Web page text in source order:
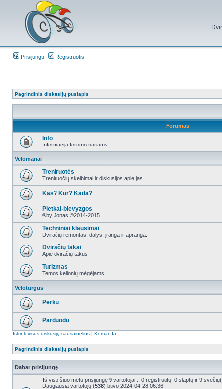
Prisijungti Registruotis
Pagrindinis diskusijų puslapis
Forumas
Info
Informacija forumo nariams
Velomanai
Treniruotės
Treniruočių skelbimai ir diskusijos apie jas
Kas? Kur? Kada?
Pletkai-blevyzgos
®by Jonas ©2014-2015
Techniniai klausimai
Dviračių remontas, dalys, įranga ir apranga.
Dviračių takai
Apie dviračių takus
Turizmas
Temos kelionių mėgėjams
Veloturgus
Perku
Parduodu
Ištrinti visus diskusijų sausainėlius | Komanda
Pagrindinis diskusijų puslapis
Dabar prisijungę
Iš viso šiuo metu prisijungę 9 vartotojai :: 0 registruotų, 0 slaptų ir 9
Daugiausia vartotojų (538) buvo 2024-04-28 06:36